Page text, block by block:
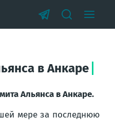
в Анкаре
Альянса в Анкаре.
мере за последнюю